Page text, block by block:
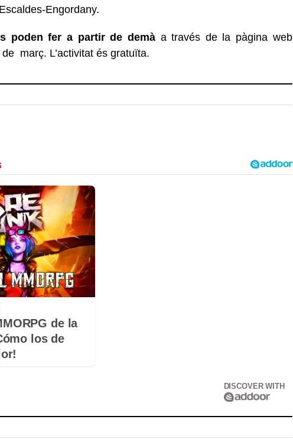
Engordany.
poden fer a partir de demàa través de la pàgina web
març. L’activitat és gratuïta.
de la
los de
DISCOVER WITH